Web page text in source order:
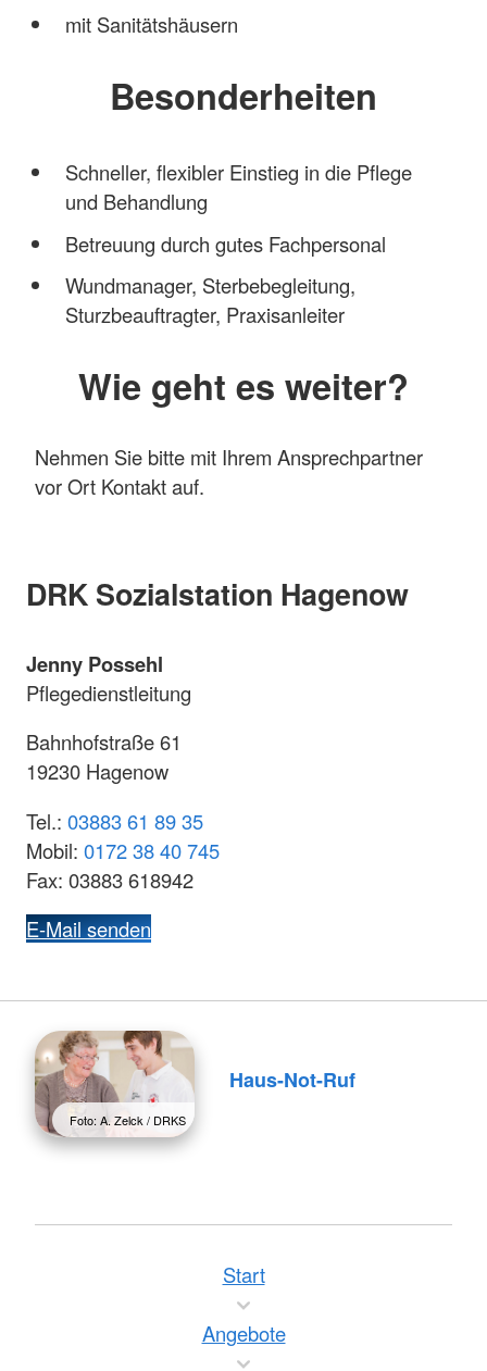
mit Sanitätshäusern
Besonderheiten
Schneller, flexibler Einstieg in die Pflege
und Behandlung
Betreuung durch gutes Fachpersonal
Wundmanager, Sterbebegleitung,
Sturzbeauftragter, Praxisanleiter
Wie geht es weiter?
Nehmen Sie bitte mit Ihrem Ansprechpartner
vor Ort Kontakt auf.
DRK Sozialstation Hagenow
Jenny Possehl
Pflegedienstleitung
Bahnhofstraße 61
19230 Hagenow
Tel.: 03883 61 89 35
Mobil: 0172 38 40 745
Fax: 03883 618942
E-Mail senden
Foto: A. Zelck / DRKS
Haus-Not-Ruf
Start
Angebote